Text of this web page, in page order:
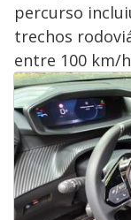
percurso
trechos
entre 100 km/